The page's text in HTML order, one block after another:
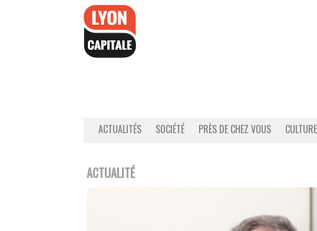
ACTUALITÉS SOCIÉTÉ PRÈS DE CHEZ VOUS CULTURE
ACTUALITÉ